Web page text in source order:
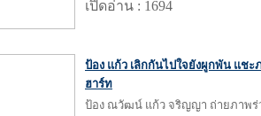
เปิดอ่าน : 1694
ป้อง แก้ว เลิกกันไปใจยังผูกพัน แช
ฮาร์ท
ป้อง ณวัฒน์ แก้ว จริญญา ถ่ายภาพร่